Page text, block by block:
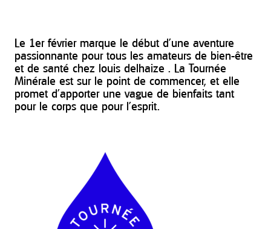
Le 1er février marque le début d’une aventure
passionnante pour tous les amateurs de bien-être
et de santé chez louis delhaize . La Tournée
Minérale est sur le point de commencer, et elle
promet d’apporter une vague de bienfaits tant
pour le corps que pour l’esprit.